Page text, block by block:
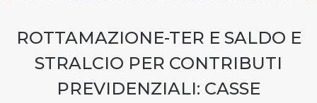
ROTTAMAZIONE-TER E SALDO E
STRALCIO PER CONTRIBUTI
PREVIDENZIALI: CASSE